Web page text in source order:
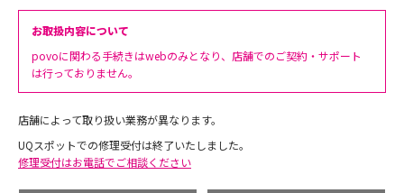
お取扱内容について
povoに関わる手続きはwebのみとなり、店舗でのご契約・サポート
は行っておりません。
店舗によって取り扱い業務が異なります。
UQスポットでの修理受付は終了いたしました。
修理受付はお電話でご相談ください